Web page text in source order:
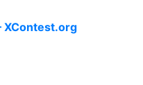
XContest.org